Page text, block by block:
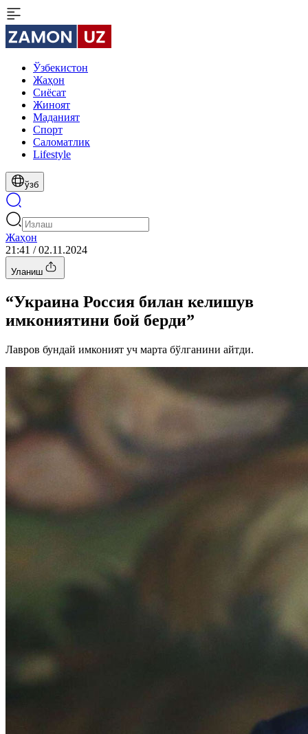
Ўзбекистон
Жаҳон
Сиёсат
Жиноят
Маданият
Спорт
Cаломатлик
Lifestyle
ўзб
Жаҳон
21:41 / 02.11.2024
Уланиш
“Украина Россия билан келишув
имкониятини бой берди”
Лавров бундай имконият уч марта бўлганини айтди.